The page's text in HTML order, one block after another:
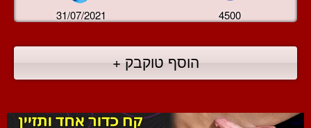
31/07/2021 4500
הוסף טוקבק +